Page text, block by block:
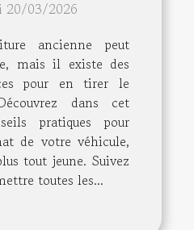
20/03/2026
ancienne peut
mais il existe des
pour en tirer le
dans cet
pratiques pour
de votre véhicule,
tout jeune. Suivez
toutes les...